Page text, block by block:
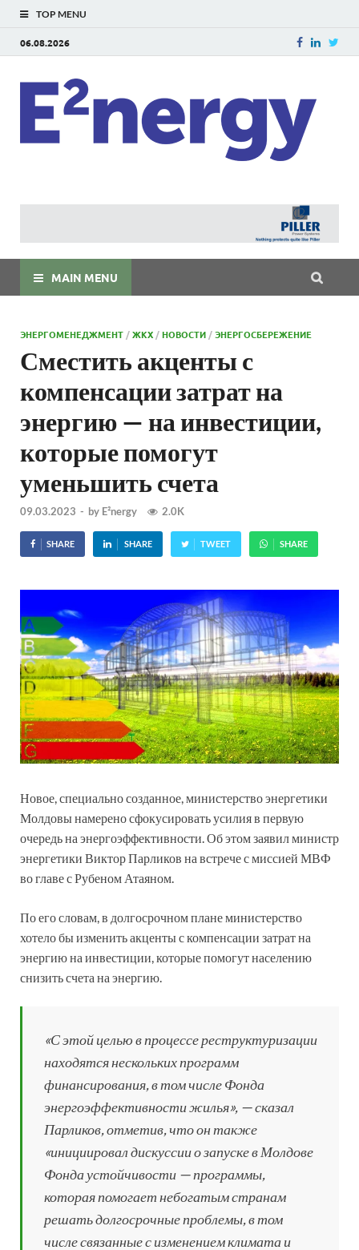
TOP MENU
06.08.2026
MAIN MENU
ЭНЕРГОМЕНЕДЖМЕНТ /ЖКХ /НОВОСТИ /ЭНЕРГОСБЕРЕЖЕНИЕ
Сместить акценты с
компенсации затрат на
энергию — на инвестиции,
которые помогут
уменьшить счета
09.03.2023 - by E²nergy 2.0K
SHARE SHARE TWEET SHARE
Новое, специально созданное, министерство энергетики
Молдовы намерено сфокусировать усилия в первую
очередь на энергоэффективности. Об этом заявил министр
энергетики Виктор Парликов на встрече с миссией МВФ
во главе с Рубеном Атаяном.
По его словам, в долгосрочном плане министерство
хотело бы изменить акценты с компенсации затрат на
энергию на инвестиции, которые помогут населению
снизить счета на энергию.
«С этой целью в процессе реструктуризации
находятся нескольких программ
финансирования, в том числе Фонда
энергоэффективности жилья», — сказал
Парликов, отметив, что он также
«инициировал дискуссии о запуске в Молдове
Фонда устойчивости — программы,
которая помогает небогатым странам
решать долгосрочные проблемы, в том
числе связанные с изменением климата и